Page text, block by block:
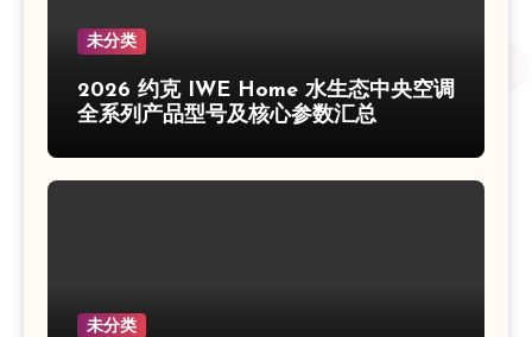
未分类
2026 约克 IWE Home 水生态中央空调
全系列产品型号及核心参数汇总
未分类